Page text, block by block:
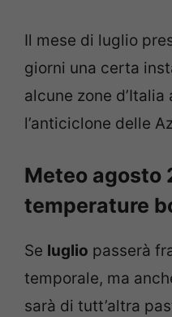
Il mese di luglio
giorni una certa
alcune zone
l’anticiclone delle
Meteo agosto
temperature
Se luglio passerà
temporale, ma
sarà di tutt’altra